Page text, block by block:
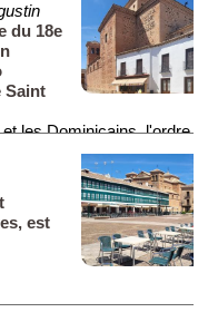
du 18e
Saint
les Dominicains, l'ordre
ordres mendiants du
charité et avaient fait
possédaient aucun
est